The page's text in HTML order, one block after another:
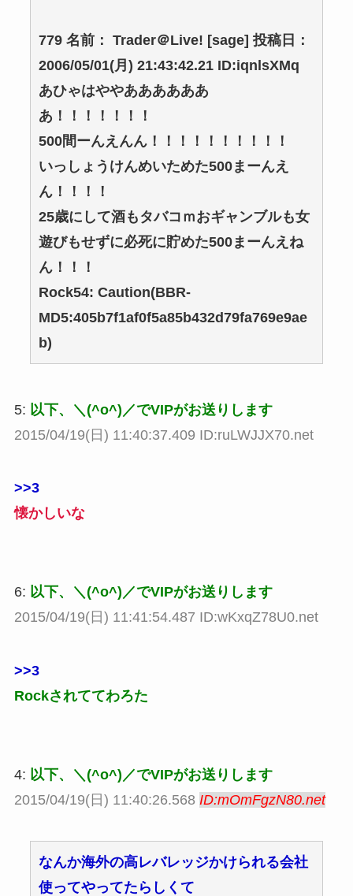
779 名前： Trader＠Live! [sage] 投稿日：
2006/05/01(月) 21:43:42.21 ID:iqnlsXMq
あひゃはややああああああ
あ！！！！！！！
500間ーんえんん！！！！！！！！！！
いっしょうけんめいためた500まーんえ
ん！！！！
25歳にして酒もタバコｍおギャンブルも女
遊びもせずに必死に貯めた500まーんえね
ん！！！
Rock54: Caution(BBR-
MD5:405b7f1af0f5a85b432d79fa769e9ae
b)
5: 以下、＼(^o^)／でVIPがお送りします
2015/04/19(日) 11:40:37.409 ID:ruLWJJX70.net
>>3
懐かしいな
6: 以下、＼(^o^)／でVIPがお送りします
2015/04/19(日) 11:41:54.487 ID:wKxqZ78U0.net
>>3
Rockされててわろた
4: 以下、＼(^o^)／でVIPがお送りします
2015/04/19(日) 11:40:26.568 ID:mOmFgzN80.net
なんか海外の高レバレッジかけられる会社
使ってやってたらしくて